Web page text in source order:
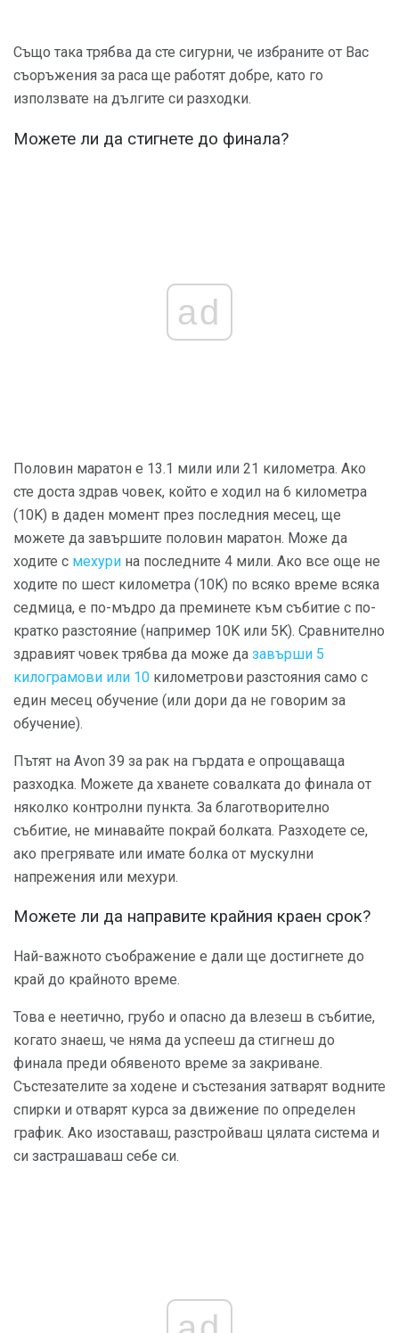
Също така трябва да сте сигурни, че избраните от Вас
съоръжения за раса ще работят добре, като го
използвате на дългите си разходки.
Можете ли да стигнете до финала?
ad
Половин маратон е 13.1 мили или 21 километра. Ако
сте доста здрав човек, който е ходил на 6 километра
(10K) в даден момент през последния месец, ще
можете да завършите половин маратон. Може да
ходите с мехури на последните 4 мили. Ако все още не
ходите по шест километра (10K) по всяко време всяка
седмица, е по-мъдро да преминете към събитие с по-
кратко разстояние (например 10K или 5K). Сравнително
здравият човек трябва да може да завърши 5
килограмови или 10 километрови разстояния само с
един месец обучение (или дори да не говорим за
обучение).
Пътят на Avon 39 за рак на гърдата е опрощаваща
разходка. Можете да хванете совалката до финала от
няколко контролни пункта. За благотворително
събитие, не минавайте покрай болката. Разходете се,
ако прегрявате или имате болка от мускулни
напрежения или мехури.
Можете ли да направите крайния краен срок?
Най-важното съображение е дали ще достигнете до
край до крайното време.
Това е неетично, грубо и опасно да влезеш в събитие,
когато знаеш, че няма да успееш да стигнеш до
финала преди обявеното време за закриване.
Състезателите за ходене и състезания затварят водните
спирки и отварят курса за движение по определен
график. Ако изоставаш, разстройваш цялата система и
си застрашаваш себе си.